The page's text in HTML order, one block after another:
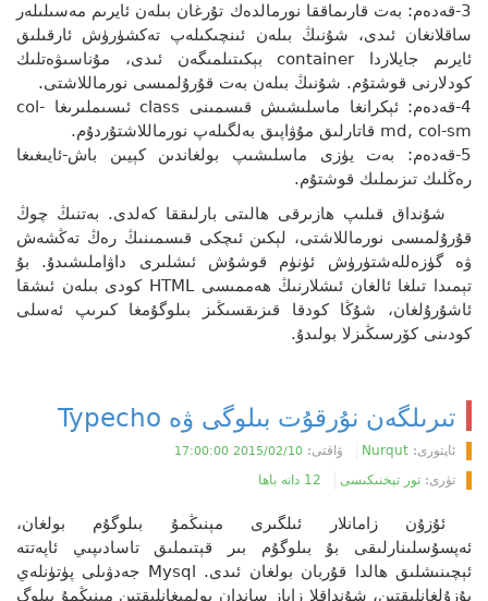
3-قەدەم: بەت قارىماققا نورمالدەك تۇرغان بىلەن ئايرىم مەسىلىلەر
ساقلانغان ئىدى، شۇنىڭ بىلەن ئىنچىكىلەپ تەكشۈرۈش ئارقىلىق
ئايرىم جايلاردا container بېكىتىلمىگەن ئىدى، مۇناسىۋەتلىك
كودلارنى قوشتۇم. شۇنىڭ بىلەن بەت قۇرۇلمىسى نورماللاشتى.
4-قەدەم: ئېكرانغا ماسلىشىش قىسمىنى class ئىسىملىرىغا col-
md, col-sm قاتارلىق مۇۋاپىق بەلگىلەپ نورماللاشتۇردۇم.
5-قەدەم: بەت يۈزى ماسلىشىپ بولغاندىن كېيىن باش-ئايىغىغا
رەڭلىك تىزىملىك قوشتۇم.
شۇنداق قىلىپ ھازىرقى ھالىتى بارلىققا كەلدى. بەتنىڭ چوڭ
قۇرۇلمىسى نورماللاشتى، لېكىن ئىچكى قىسمىنىڭ رەڭ تەڭشەش
ۋە گۈزەللەشتۈرۈش ئۈنۈم قوشۇش ئىشلىرى داۋاملىشىدۇ. بۇ
تېمىدا تىلغا ئالغان ئىشلارنىڭ ھەممىسى HTML كودى بىلەن ئىشقا
ئاشۇرۇلغان، شۇڭا كودقا قىزىقسىڭىز بىلوگۇمغا كىرىپ ئەسلى
كودىنى كۆرسىڭىزلا بولىدۇ.
تىرىلگەن نۇرقۇت بىلوگى ۋە Typecho
ئاپتورى: Nurqut ۋاقتى: 2015/02/10 17:00:00
تۈرى: تور تېخنىكىسى 12 دانە باھا
ئۇزۇن زامانلار ئىلگىرى مېنىڭمۇ بىلوگۇم بولغان،
ئەپسۇسلىنارلىقى بۇ بىلوگۇم بىر قېتىملىق تاسادىپىي ئاپەتتە
ئېچىنىشلىق ھالدا قۇربان بولغان ئىدى. Mysql جەدۋىلى پۈتۈنلەي
بۇزۇلغانلىقتىن، شۇنداقلا زاپاز ساندان بولمىغانلىقتىن مېنىڭمۇ بىلوگ